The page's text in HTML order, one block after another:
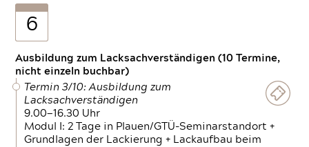
6
Ausbildung zum Lacksachverständigen (10 Termine,
nicht einzeln buchbar)
Termin 3/10: Ausbildung zum
Lacksachverständigen
9.00—16.30 Uhr
Modul I: 2 Tage in Plauen/GTÜ-Seminarstandort +
Grundlagen der Lackierung + Lackaufbau beim